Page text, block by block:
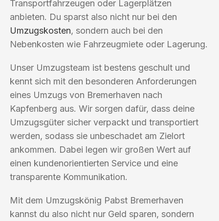
Transportfahrzeugen oder Lagerplätzen
anbieten. Du sparst also nicht nur bei den
Umzugskosten, sondern auch bei den
Nebenkosten wie Fahrzeugmiete oder Lagerung.
Unser Umzugsteam ist bestens geschult und
kennt sich mit den besonderen Anforderungen
eines Umzugs von Bremerhaven nach
Kapfenberg aus. Wir sorgen dafür, dass deine
Umzugsgüter sicher verpackt und transportiert
werden, sodass sie unbeschadet am Zielort
ankommen. Dabei legen wir großen Wert auf
einen kundenorientierten Service und eine
transparente Kommunikation.
Mit dem Umzugskönig Pabst Bremerhaven
kannst du also nicht nur Geld sparen, sondern